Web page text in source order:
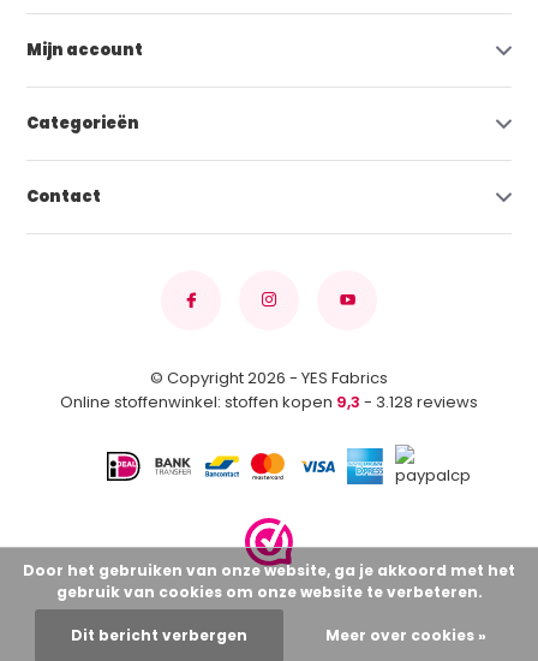
Mijn account
Categorieën
Contact
© Copyright 2026 - YES Fabrics
Online stoffenwinkel: stoffen kopen 9,3 - 3.128 reviews
Door het gebruiken van onze website, ga je akkoord met het
gebruik van cookies om onze website te verbeteren.
Dit bericht verbergen Meer over cookies »